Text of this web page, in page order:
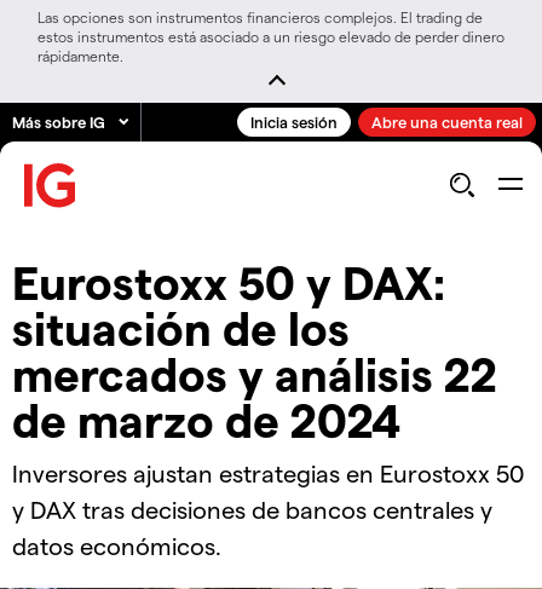
Las opciones son instrumentos financieros complejos. El trading de
estos instrumentos está asociado a un riesgo elevado de perder dinero
rápidamente.
Más sobre IG Inicia sesión Abre una cuenta real
Eurostoxx 50 y DAX:
situación de los
mercados y análisis 22
de marzo de 2024
Inversores ajustan estrategias en Eurostoxx 50
y DAX tras decisiones de bancos centrales y
datos económicos.